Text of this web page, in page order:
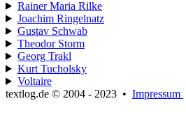
Rainer Maria Rilke
Joachim Ringelnatz
Gustav Schwab
Theodor Storm
Georg Trakl
Kurt Tucholsky
Voltaire
textlog.de © 2004 - 2023 • Impressum